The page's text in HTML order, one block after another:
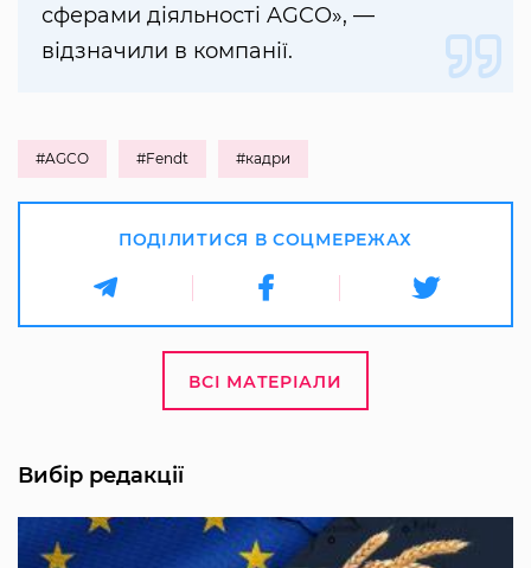
сферами діяльності AGCO», —
відзначили в компанії.
#AGCO #Fendt #кадри
ПОДІЛИТИСЯ В СОЦМЕРЕЖАХ
ВСІ МАТЕРІАЛИ
Вибір редакції